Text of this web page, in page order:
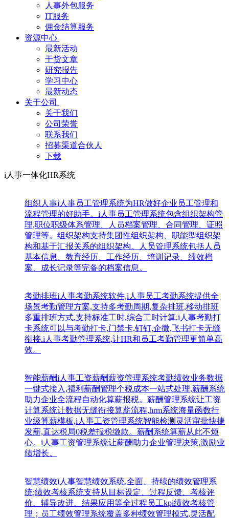
人事外包服务
IT服务
佣金结算服务
资源中心
最新活动
干货文章
研究报告
学习中心
最新动态
关于公司
关于我们
公司荣誉
联系我们
招募渠道合伙人
下载
i人事一体化HR系统
组织人事i人事员工管理系统为HR做好企业员工管理和
流程管理的好助手。i人事员工管理系统包含组织架构管
理,职位职级体系管理、人员档案管理、合同管理、证照
管理等。组织架构支持集团性组织架构、职能型组织架
构和基于汇报关系的组织架构。人员管理系统包括人员
基本信息、教育经历、工作经历、培训记录、绩效档
案、成长记录等完备的档案信息。
考勤排班i人事考勤系统软件,i人事员工考勤系统提供全
场景考勤管理方案,支持多考勤周期,复杂排班,移动排班
多重排班方式,支持标准工时,综合工时计算.i人事考勤打
卡系统可以与考勤打卡,门禁卡,钉钉,企微,飞书打卡无缝
衔接.i人事考勤管理系统,让HR和员工考勤管理更简单高
效。
智能薪酬i人事工资薪酬薪资管理系统考勤绩效业务数据
一键式接入,福利薪酬管理个税成本一站式处理,薪酬系统
助力企业全流程自动化算薪报税。薪酬管理系统让工资
计算系统让数据无缝衔接算薪流程,hrm系统海量函数行
业级算薪模板,i人事工资管理系统智能检测灵活审批快捷
发薪,直达税局0税差报税缴款。薪酬系统算薪从此不烦
心。i人事工资管理系统让薪酬助力企业管理决策,激励业
绩增长。
智慧绩效i人事智慧绩效系统,全面、持续的绩效管理系
统;绩效考核系统支持从目标设定、过程反馈、考核评
价、辅导改进、结果应用等全过程员工kpi绩效考核管
理；员工绩效管理系统覆盖多种绩效管理模式,灵活配